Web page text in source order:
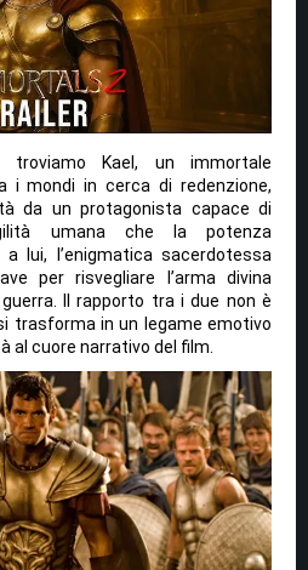
Kael, un immortale
i mondi in cerca di redenzione,
da un protagonista capace di
umana che la potenza
lui, l’enigmatica sacerdotessa
per risvegliare l’arma divina
Il rapporto tra i due non è
trasforma in un legame emotivo
al cuore narrativo del film.